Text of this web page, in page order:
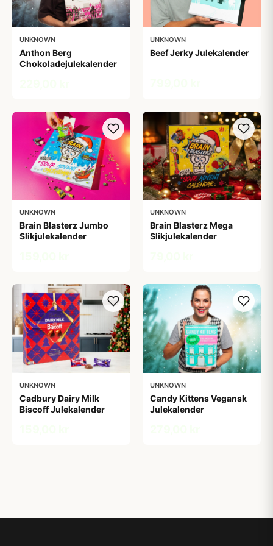
UNKNOWN
Anthon Berg
Chokoladejulekalender
UNKNOWN
Beef Jerky Julekalender
UNKNOWN
Brain Blasterz Jumbo
Slikjulekalender
UNKNOWN
Brain Blasterz Mega
Slikjulekalender
UNKNOWN
Cadbury Dairy Milk
Biscoff Julekalender
UNKNOWN
Candy Kittens Vegansk
Julekalender